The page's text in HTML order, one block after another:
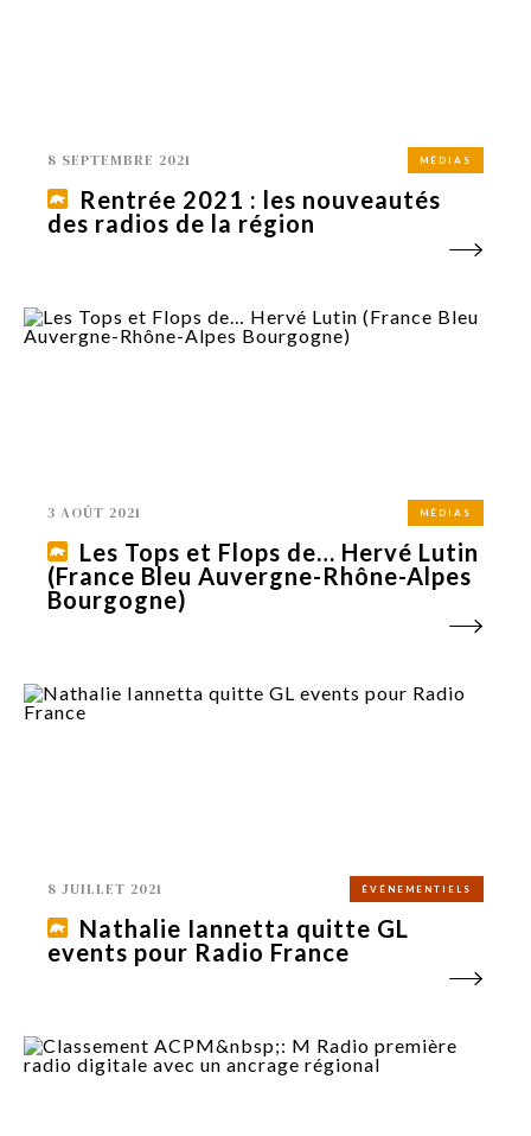
8 SEPTEMBRE 2021 MÉDIAS
Rentrée 2021 : les nouveautés
des radios de la région
3 AOÛT 2021 MÉDIAS
Les Tops et Flops de… Hervé Lutin
(France Bleu Auvergne-Rhône-Alpes
Bourgogne)
8 JUILLET 2021 ÉVÉNEMENTIELS
Nathalie Iannetta quitte GL
events pour Radio France